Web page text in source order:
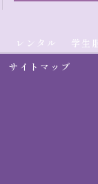
レンタル
学生
サイトマップ